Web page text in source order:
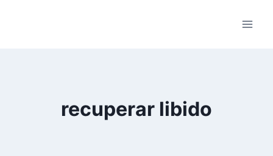
recuperar libido